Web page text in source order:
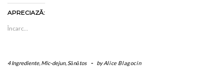
APRECIAZĂ:
Încarc...
4 Ingrediente, Mic-dejun,Sănătos - byAlice Blagocin